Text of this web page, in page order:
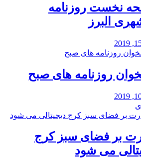
نخست روزنامه‌
البرز
روزنامه های صبح
بر فضای سبز کرج
می شود